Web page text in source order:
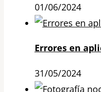
01/06/2024
Errores en
31/05/2024